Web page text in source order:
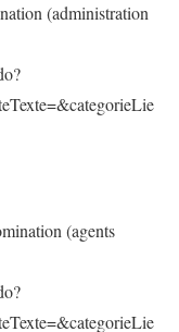
(administration
(agents